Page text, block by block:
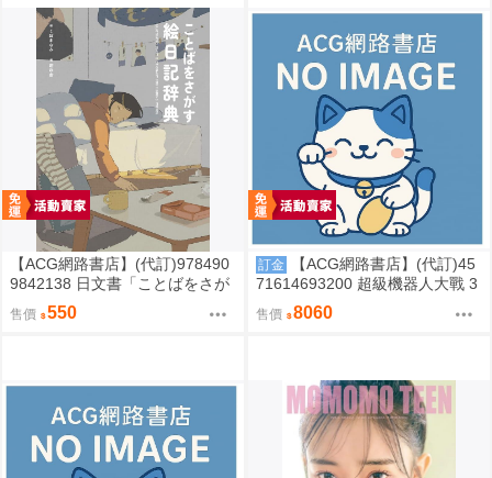
【ACG網路書店】(代訂)978490
9842138 日文書「ことばをさが
す絵日記辞典」YUEISHA DICTI
ONARY
售價 550
訂金
【ACG網路書店】(代訂)45
71614693200 超級機器人大戰 3
5週年紀念 JAM Project 主題歌完
整專輯 完全生產限定盤
售價 8060